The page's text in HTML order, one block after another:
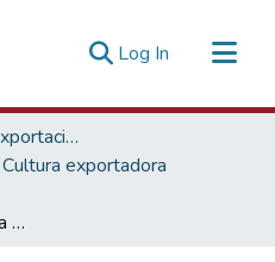
Log In (current)
Promoción de las Exportaciones
Cultura exportadora
Puntos Críticos y Logística del Proceso de Exportación [10 de julio de 2013]